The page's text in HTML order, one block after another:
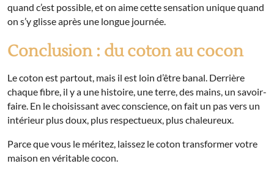
quand c’est possible, et on aime cette sensation unique quand
on s’y glisse après une longue journée.
Conclusion : du coton au cocon
Le coton est partout, mais il est loin d’être banal. Derrière
chaque fibre, il y a une histoire, une terre, des mains, un savoir-
faire. En le choisissant avec conscience, on fait un pas vers un
intérieur plus doux, plus respectueux, plus chaleureux.
Parce que vous le méritez, laissez le coton transformer votre
maison en véritable cocon.